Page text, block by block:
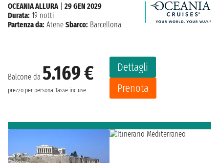
Balcone da 5.169 €
prezzo per persona Tasse incluse
Dettagli
Prenota
OCEANIA ALLURA| 29 GEN 2029
Durata: 19 notti
Partenza da: Atene Sbarco: Barcellona